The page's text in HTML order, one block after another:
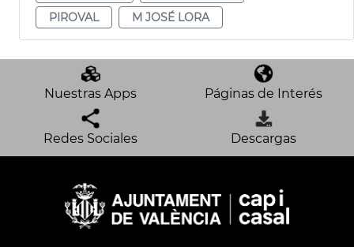
PIROVAL
M JOSÉ LORA
Nuestras Apps Páginas de Interés
Redes Sociales Descargas